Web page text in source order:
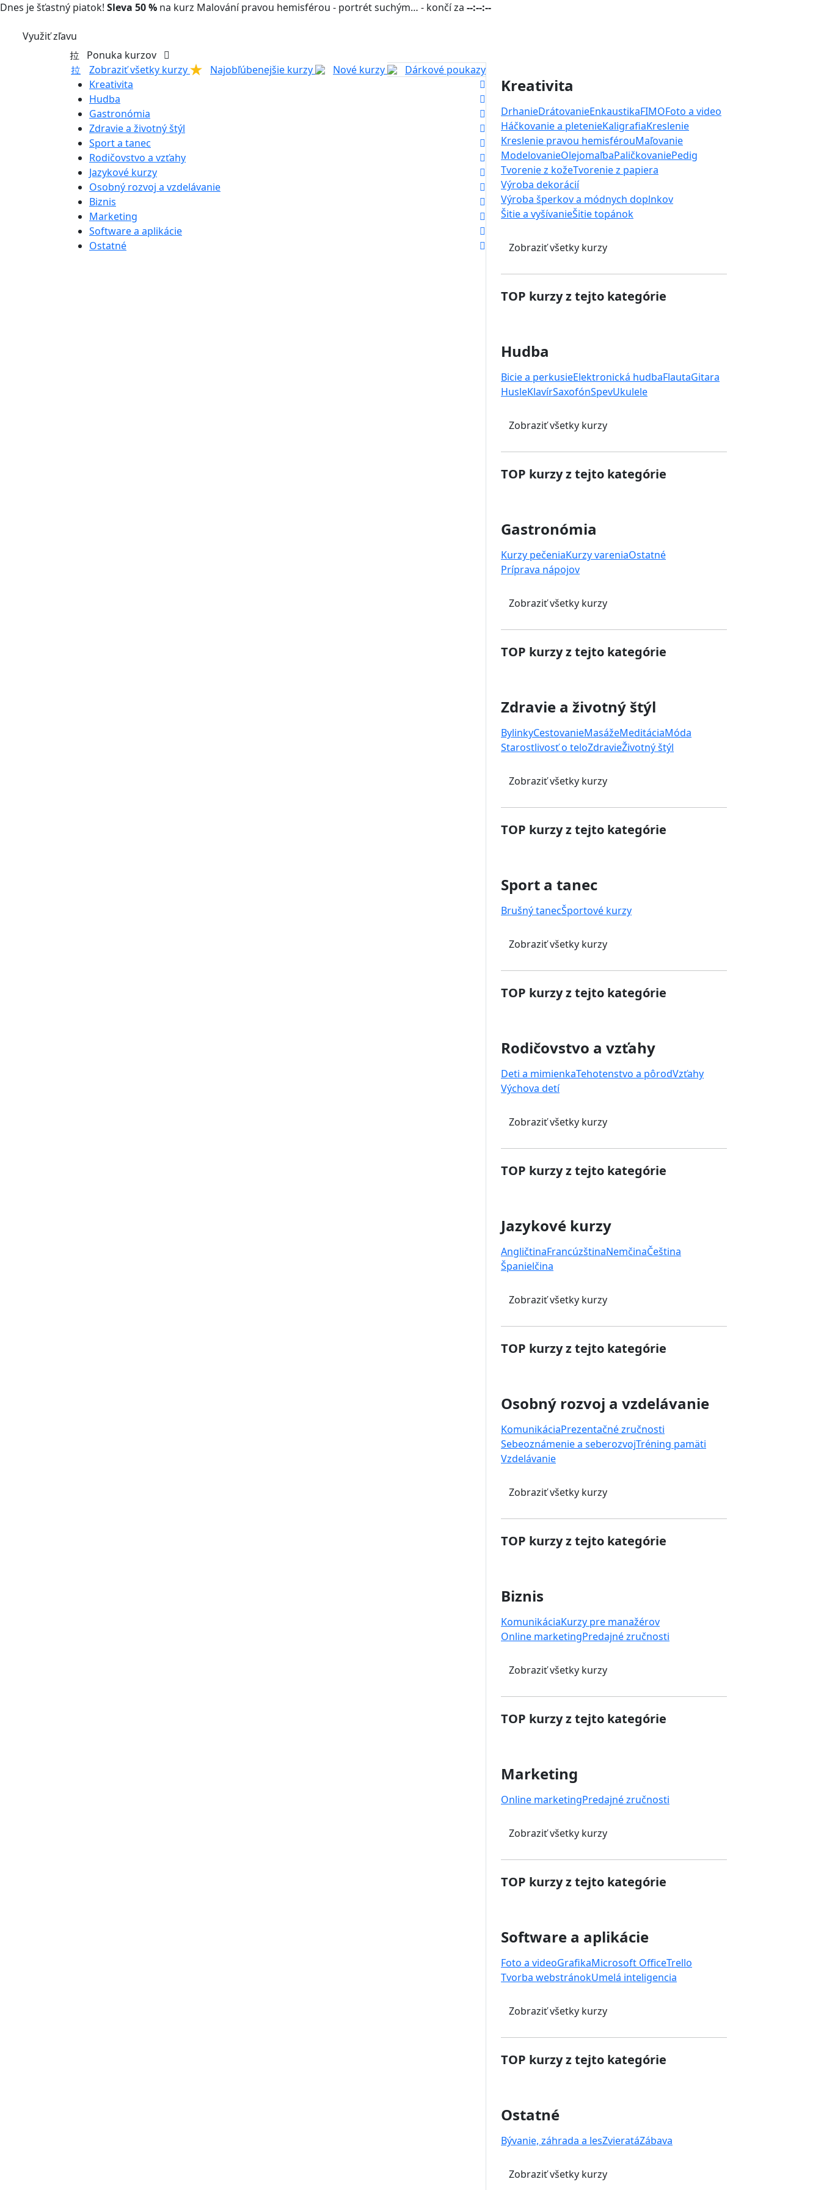
Dnes je šťastný piatok! Sleva 50 % na kurz Malování pravou hemisférou - portrét suchým… - končí za --:--:--
Využiť zľavu
Ponuka kurzov
Zobraziť všetky kurzy
Najobľúbenejšie kurzy Nové kurzy
Dárkové poukazy
Kreativita
Hudba
Gastronómia
Zdravie a životný štýl
Sport a tanec
Rodičovstvo a vzťahy
Jazykové kurzy
Osobný rozvoj a vzdelávanie
Biznis
Marketing
Software a aplikácie
Ostatné
Kreativita
DrhanieDrátovanieEnkaustikaFIMOFoto a video
Háčkovanie a pletenieKaligrafiaKreslenie
Kreslenie pravou hemisférouMaľovanie
ModelovanieOlejomaľbaPaličkovaniePedig
Tvorenie z kožeTvorenie z papiera
Výroba dekorácií
Výroba šperkov a módnych doplnkov
Šitie a vyšívanieŠitie topánok
Zobraziť všetky kurzy
TOP kurzy z tejto kategórie
Hudba
Bicie a perkusieElektronická hudbaFlautaGitara
HusleKlavírSaxofónSpevUkulele
Zobraziť všetky kurzy
TOP kurzy z tejto kategórie
Gastronómia
Kurzy pečeniaKurzy vareniaOstatné
Príprava nápojov
Zobraziť všetky kurzy
TOP kurzy z tejto kategórie
Zdravie a životný štýl
BylinkyCestovanieMasážeMeditáciaMóda
Starostlivosť o teloZdravieŽivotný štýl
Zobraziť všetky kurzy
TOP kurzy z tejto kategórie
Sport a tanec
Brušný tanecŠportové kurzy
Zobraziť všetky kurzy
TOP kurzy z tejto kategórie
Rodičovstvo a vzťahy
Deti a mimienkaTehotenstvo a pôrodVzťahy
Výchova detí
Zobraziť všetky kurzy
TOP kurzy z tejto kategórie
Jazykové kurzy
AngličtinaFrancúzštinaNemčinaČeština
Španielčina
Zobraziť všetky kurzy
TOP kurzy z tejto kategórie
Osobný rozvoj a vzdelávanie
KomunikáciaPrezentačné zručnosti
Sebeoznámenie a seberozvojTréning pamäti
Vzdelávanie
Zobraziť všetky kurzy
TOP kurzy z tejto kategórie
Biznis
KomunikáciaKurzy pre manažérov
Online marketingPredajné zručnosti
Zobraziť všetky kurzy
TOP kurzy z tejto kategórie
Marketing
Online marketingPredajné zručnosti
Zobraziť všetky kurzy
TOP kurzy z tejto kategórie
Software a aplikácie
Foto a videoGrafikaMicrosoft OfficeTrello
Tvorba webstránokUmelá inteligencia
Zobraziť všetky kurzy
TOP kurzy z tejto kategórie
Ostatné
Bývanie, záhrada a lesZvieratáZábava
Zobraziť všetky kurzy